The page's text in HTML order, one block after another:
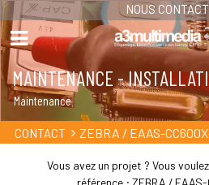
NOUS
MAINTENANCE -
Maintenance
CONTACT ZEBRA / EAAS-
Vous avez un projet ? Vous
référence : ZEBRA /